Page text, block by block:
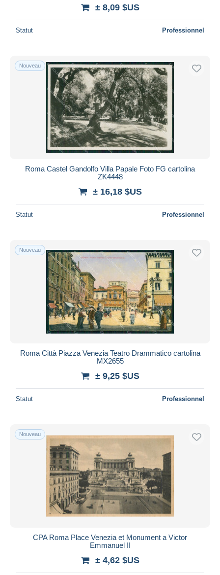
± 8,09 $US
Statut Professionnel
Nouveau
Roma Castel Gandolfo Villa Papale Foto FG cartolina
ZK4448
± 16,18 $US
Statut Professionnel
Nouveau
Roma Città Piazza Venezia Teatro Drammatico cartolina
MX2655
± 9,25 $US
Statut Professionnel
Nouveau
CPA Roma Place Venezia et Monument a Victor
Emmanuel II
± 4,62 $US